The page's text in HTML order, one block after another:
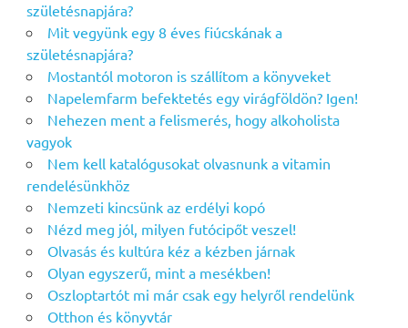
születésnapjára?
Mit vegyünk egy 8 éves fiúcskának a
születésnapjára?
Mostantól motoron is szállítom a könyveket
Napelemfarm befektetés egy virágföldön? Igen!
Nehezen ment a felismerés, hogy alkoholista
vagyok
Nem kell katalógusokat olvasnunk a vitamin
rendelésünkhöz
Nemzeti kincsünk az erdélyi kopó
Nézd meg jól, milyen futócipőt veszel!
Olvasás és kultúra kéz a kézben járnak
Olyan egyszerű, mint a mesékben!
Oszloptartót mi már csak egy helyről rendelünk
Otthon és könyvtár